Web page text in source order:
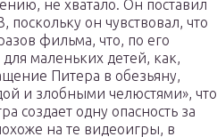
не хватало. Он поставил
он чувствовал, что
фильма, что, по его
маленьких детей, как,
Питера в обезьяну,
и злобными челюстями», что
создает одну опасность за
на те видеоигры, в